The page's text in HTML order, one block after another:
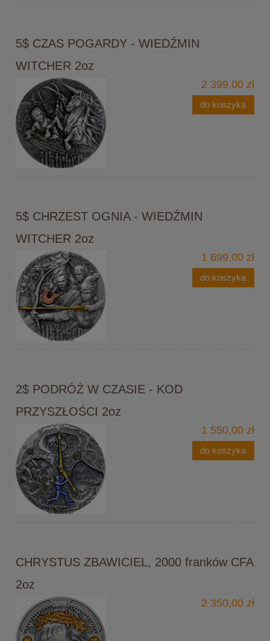
5$ CZAS POGARDY - WIEDŹMIN
WITCHER 2oz
2 399,00 zł
do koszyka
5$ CHRZEST OGNIA - WIEDŹMIN
WITCHER 2oz
1 699,00 zł
do koszyka
2$ PODRÓŻ W CZASIE - KOD
PRZYSZŁOŚCI 2oz
1 550,00 zł
do koszyka
CHRYSTUS ZBAWICIEL, 2000 franków CFA
2oz
2 350,00 zł